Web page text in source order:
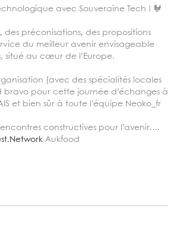
avec Souveraine Tech ! 🐓
préconisations, des propositions
du meilleur avenir envisageable
situé au cœur de l’Europe.
(avec des spécialités locales
bravo pour cette journée d’échanges à
et bien sûr à toute l’équipe Neoko_fr
constructives pour l’avenir….
Aukfood